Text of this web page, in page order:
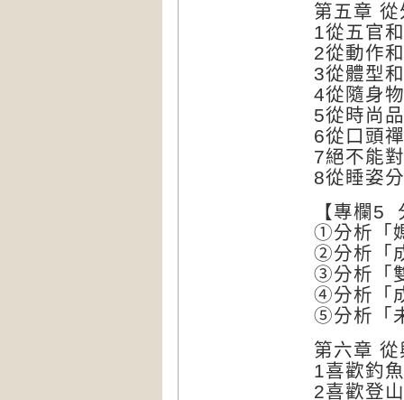
第五章
1從五官
2從動作
3從體型
4從隨身
5從時尚
6從口頭
7絕不能
8從睡姿
【專欄5
①分析「
②分析「
③分析「
④分析「
⑤分析「
第六章
1喜歡釣
2喜歡登